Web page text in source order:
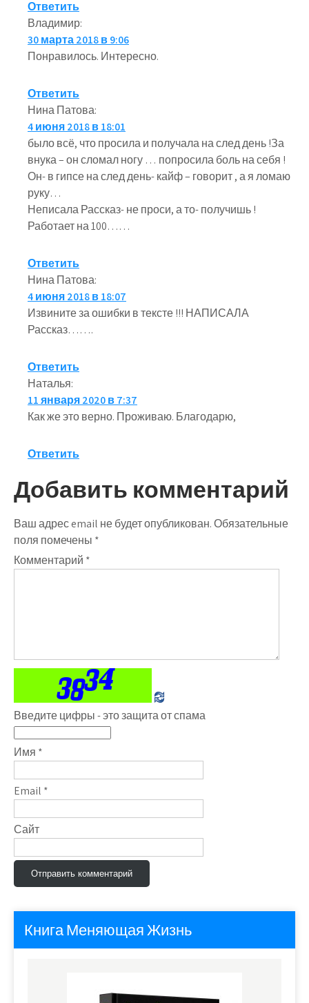
Ответить
Владимир:
30 марта 2018 в 9:06
Понравилось. Интересно.
Ответить
Нина Патова:
4 июня 2018 в 18:01
было всё, что просила и получала на след день !За
внука – он сломал ногу … попросила боль на себя !
Он- в гипсе на след день- кайф – говорит , а я ломаю
руку…
Неписала Рассказ- не проси, а то- получишь !
Работает на 100……
Ответить
Нина Патова:
4 июня 2018 в 18:07
Извините за ошибки в тексте !!! НАПИСАЛА
Рассказ…….
Ответить
Наталья:
11 января 2020 в 7:37
Как же это верно. Проживаю. Благодарю,
Ответить
Добавить комментарий
Ваш адрес email не будет опубликован.Обязательные
поля помечены *
Комментарий *
Введите цифры - это защита от спама
Имя *
Email *
Сайт
Книга Меняющая Жизнь